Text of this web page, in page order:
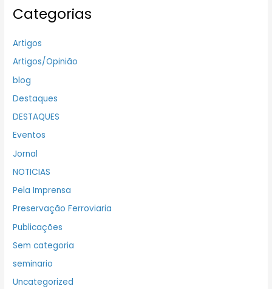
Categorias
Artigos
Artigos/Opinião
blog
Destaques
DESTAQUES
Eventos
Jornal
NOTICIAS
Pela Imprensa
Preservação Ferroviaria
Publicações
Sem categoria
seminario
Uncategorized